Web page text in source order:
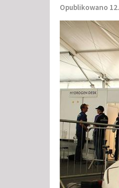
Opublikowano